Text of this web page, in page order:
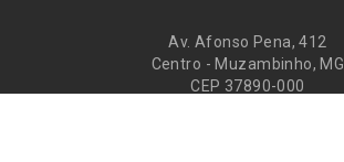
Av. Afonso Pena, 412
Centro - Muzambinho, MG
CEP 37890-000